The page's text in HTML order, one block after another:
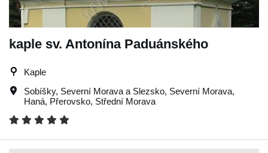
kaple sv. Antonína Paduánského
Kaple
Sobíšky, Severní Morava a Slezsko, Severní Morava,
Haná, Přerovsko, Střední Morava